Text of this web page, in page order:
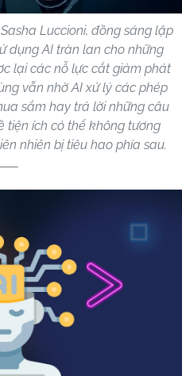
Luccioni, đồng sáng lập
dụng AI tràn lan cho những
lại các nỗ lực cắt giảm phát
vẫn nhờ AI xử lý các phép
sắm hay trả lời những câu
tiện ích có thể không tương
nhiên bị tiêu hao phía sau.